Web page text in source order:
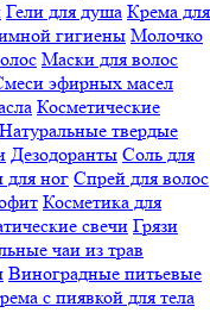
Гели для душа Крема для
гигиены Молочко
Маски для волос
эфирных масел
Косметические
Натуральные твердые
Дезодоранты Соль для
для ног Спрей для волос
Косметика для
свечи Грязи
чаи из трав
Виноградные питьевые
с пиявкой для тела